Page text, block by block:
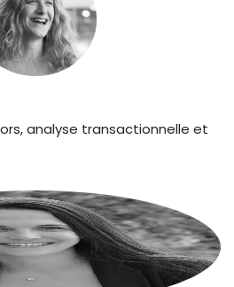
analyse transactionnelle et